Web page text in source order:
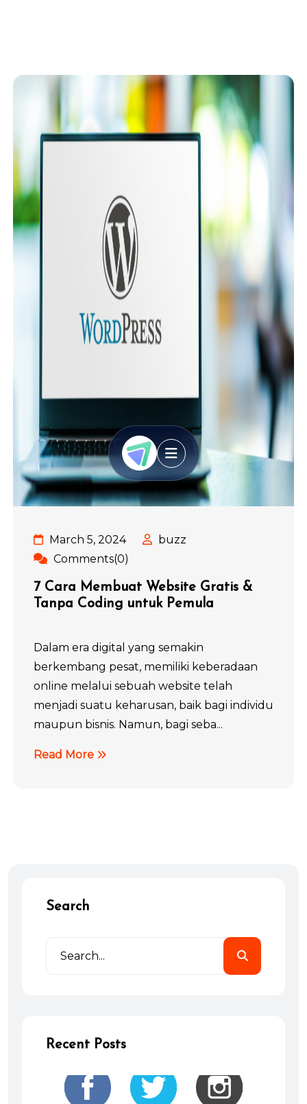
March 5, 2024
buzz
Comments(0)
7 Cara Membuat Website Gratis &
Tanpa Coding untuk Pemula
Dalam era digital yang semakin
berkembang pesat, memiliki keberadaan
online melalui sebuah website telah
menjadi suatu keharusan, baik bagi individu
maupun bisnis. Namun, bagi seba...
Read More
Search
Recent Posts